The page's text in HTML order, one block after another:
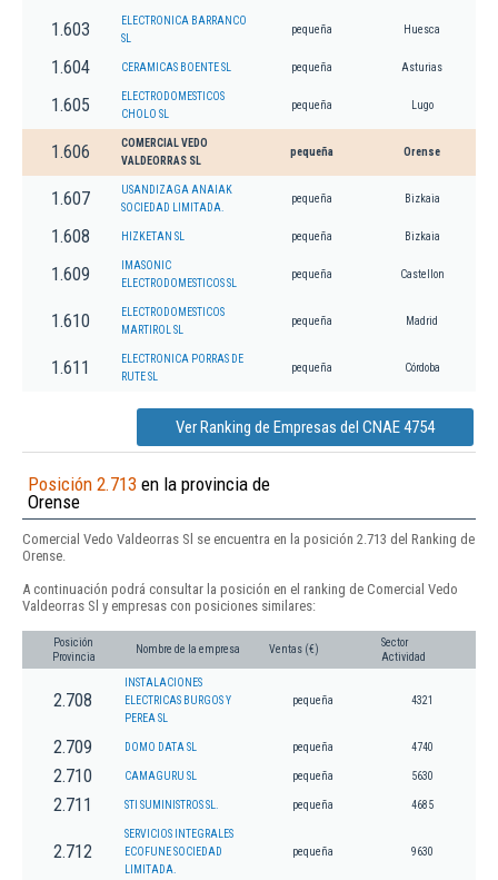
1.603
ELECTRONICA BARRANCO
SL
pequeña Huesca
1.604 CERAMICAS BOENTE SL pequeña Asturias
1.605
ELECTRODOMESTICOS
CHOLO SL
pequeña Lugo
1.606
COMERCIAL VEDO
VALDEORRAS SL
pequeña Orense
1.607
USANDIZAGA ANAIAK
SOCIEDAD LIMITADA.
pequeña Bizkaia
1.608 HIZKETAN SL pequeña Bizkaia
1.609
IMASONIC
ELECTRODOMESTICOS SL
pequeña Castellon
1.610
ELECTRODOMESTICOS
MARTIROL SL
pequeña Madrid
1.611
ELECTRONICA PORRAS DE
RUTE SL
pequeña Córdoba
Ver Ranking de Empresas del CNAE 4754
Posición 2.713 en la provincia de
Orense
Comercial Vedo Valdeorras Sl se encuentra en la posición 2.713 del Ranking de
Orense.
A continuación podrá consultar la posición en el ranking de Comercial Vedo
Valdeorras Sl y empresas con posiciones similares:
Posición
Provincia
Nombre de la empresa Ventas (€)
Sector
Actividad
2.708
INSTALACIONES
ELECTRICAS BURGOS Y
PEREA SL
pequeña 4321
2.709 DOMO DATA SL pequeña 4740
2.710 CAMAGURU SL pequeña 5630
2.711 STI SUMINISTROS SL. pequeña 4685
2.712
SERVICIOS INTEGRALES
ECOFUNE SOCIEDAD
LIMITADA.
pequeña 9630